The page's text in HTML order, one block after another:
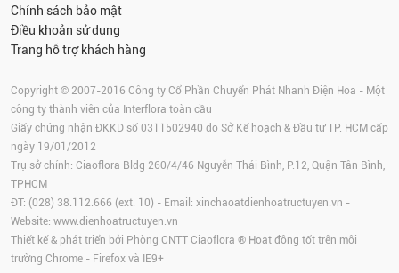
Chính sách bảo mật
Điều khoản sử dụng
Trang hỗ trợ khách hàng
Copyright © 2007-2016 Công ty Cổ Phần Chuyển Phát Nhanh Điện Hoa - Một
công ty thành viên của Interflora toàn cầu
Giấy chứng nhận ĐKKD số 0311502940 do Sở Kế hoạch & Đầu tư TP. HCM cấp
ngày 19/01/2012
Trụ sở chính: Ciaoflora Bldg 260/4/46 Nguyễn Thái Bình, P.12, Quận Tân Bình,
TPHCM
ĐT: (028) 38.112.666 (ext. 10) - Email: xinchaoatdienhoatructuyen.vn -
Website: www.dienhoatructuyen.vn
Thiết kế & phát triển bởi Phòng CNTT Ciaoflora ® Hoạt động tốt trên môi
trường Chrome - Firefox và IE9+